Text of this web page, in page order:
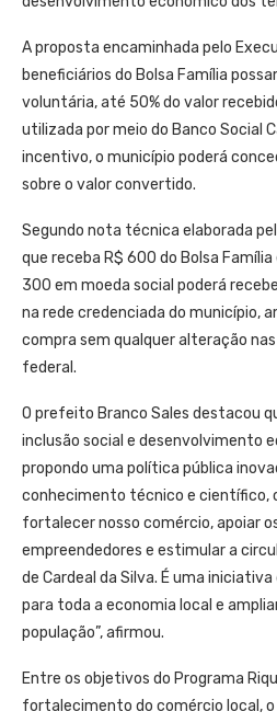
A proposta encaminhada pelo
beneficiários do Bolsa Família
voluntária, até 50% do valor
utilizada por meio do Banco Social
incentivo, o município poderá
sobre o valor convertido.
Segundo nota técnica elaborada
que receba R$ 600 do Bolsa
300 em moeda social poderá
na rede credenciada do município,
compra sem qualquer alteração
federal.
O prefeito Branco Sales destacou
inclusão social e desenvolvimento
propondo uma política pública
conhecimento técnico e científico,
fortalecer nosso comércio, apoiar
empreendedores e estimular a
de Cardeal da Silva. É uma
para toda a economia local e
população”, afirmou.
Entre os objetivos do Programa
fortalecimento do comércio local,